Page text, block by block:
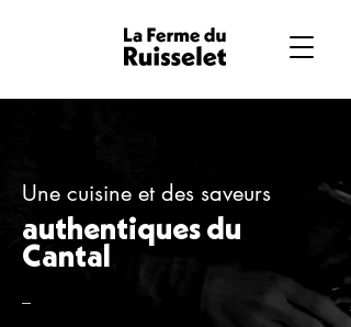
Une cuisine et des saveurs
authentiques du
Cantal